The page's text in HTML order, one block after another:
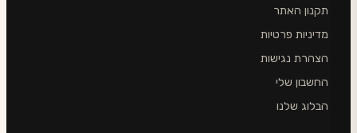
תקנון האתר
מדיניות פרטיות
הצהרת נגישות
החשבון שלי
הבלוג שלנו